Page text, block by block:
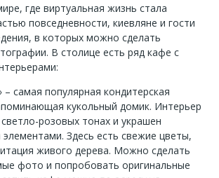
где виртуальная жизнь стала
повседневности, киевляне и гости
в которых можно сделать
В столице есть ряд кафе с
– самая популярная кондитерская
кукольный домик. Интерьер
розовых тонах и украшен
Здесь есть свежие цветы,
живого дерева. Можно сделать
фото и попробовать оригинальные